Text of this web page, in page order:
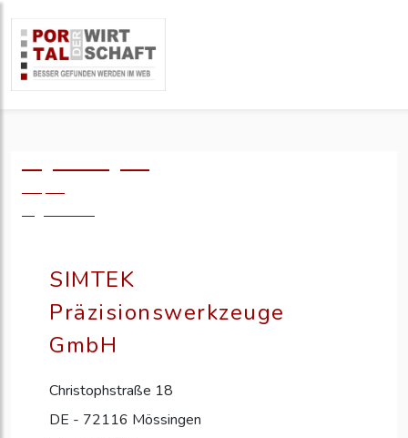
SIMTEK
Präzisionswerkzeuge
GmbH
Christophstraße 18
DE - 72116 Mössingen